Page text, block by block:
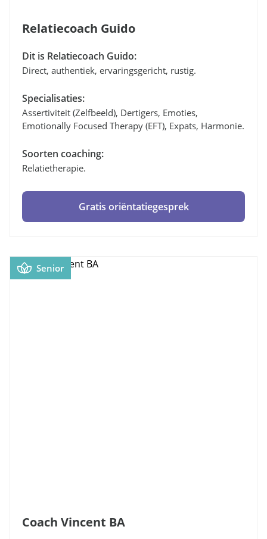
Relatiecoach Guido
Dit is Relatiecoach Guido:
Direct, authentiek, ervaringsgericht, rustig.
Specialisaties:
Assertiviteit (zelfbeeld), Dertigers, Emoties,
Emotionally Focused Therapy (EFT), Expats, Harmonie.
Soorten coaching:
Relatietherapie.
Gratis oriëntatiegesprek
Senior
Coach Vincent BA